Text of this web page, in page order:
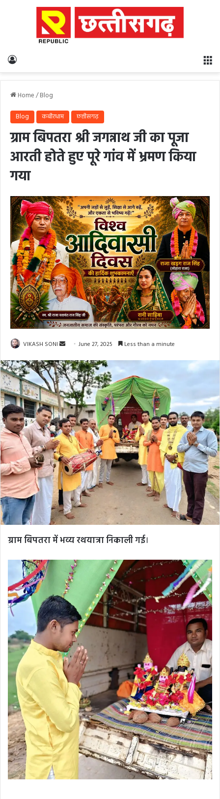
Home/Blog
Blog कबीरधाम छत्तीसगढ़
ग्राम बिपतरा श्री जगन्नाथ जी का पूजा
आरती होते हुए पूरे गांव में भ्रमण किया
गया
VIKASH SONI
Send
email
June 27, 2025 Less than a minute
ग्राम बिपतरा में भव्य रथयात्रा निकाली गई।